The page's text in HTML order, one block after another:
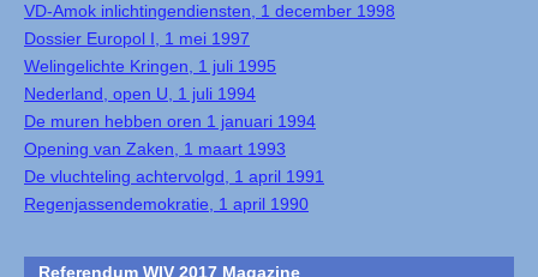
VD-Amok inlichtingendiensten, 1 december 1998
Dossier Europol I, 1 mei 1997
Welingelichte Kringen, 1 juli 1995
Nederland, open U, 1 juli 1994
De muren hebben oren 1 januari 1994
Opening van Zaken, 1 maart 1993
De vluchteling achtervolgd, 1 april 1991
Regenjassendemokratie, 1 april 1990
Referendum WIV 2017 Magazine